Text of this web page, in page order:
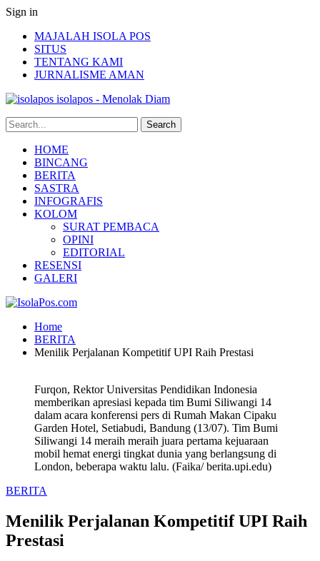
Sign in
MAJALAH ISOLA POS
SITUS
TENTANG KAMI
JURNALISME AMAN
isolapos - Menolak Diam
HOME
BINCANG
BERITA
SASTRA
INFOGRAFIS
KOLOM
SURAT PEMBACA
OPINI
EDITORIAL
RESENSI
GALERI
Home
BERITA
Menilik Perjalanan Kompetitif UPI Raih Prestasi
Furqon, Rektor Universitas Pendidikan Indonesia
memberikan apresiasi kepada tim Bumi Siliwangi 14
dalam acara konferensi pers di Rumah Makan Cipaku
Garden Hotel, Setiabudi, Bandung (13/07). Tim Bumi
Siliwangi 14 meraih meraih juara pertama kejuaraan
mobil hemat energi tingkat dunia yang berlangsung di
London, beberapa waktu lalu. (Faika/ berita.upi.edu)
BERITA
Menilik Perjalanan Kompetitif UPI Raih
Prestasi